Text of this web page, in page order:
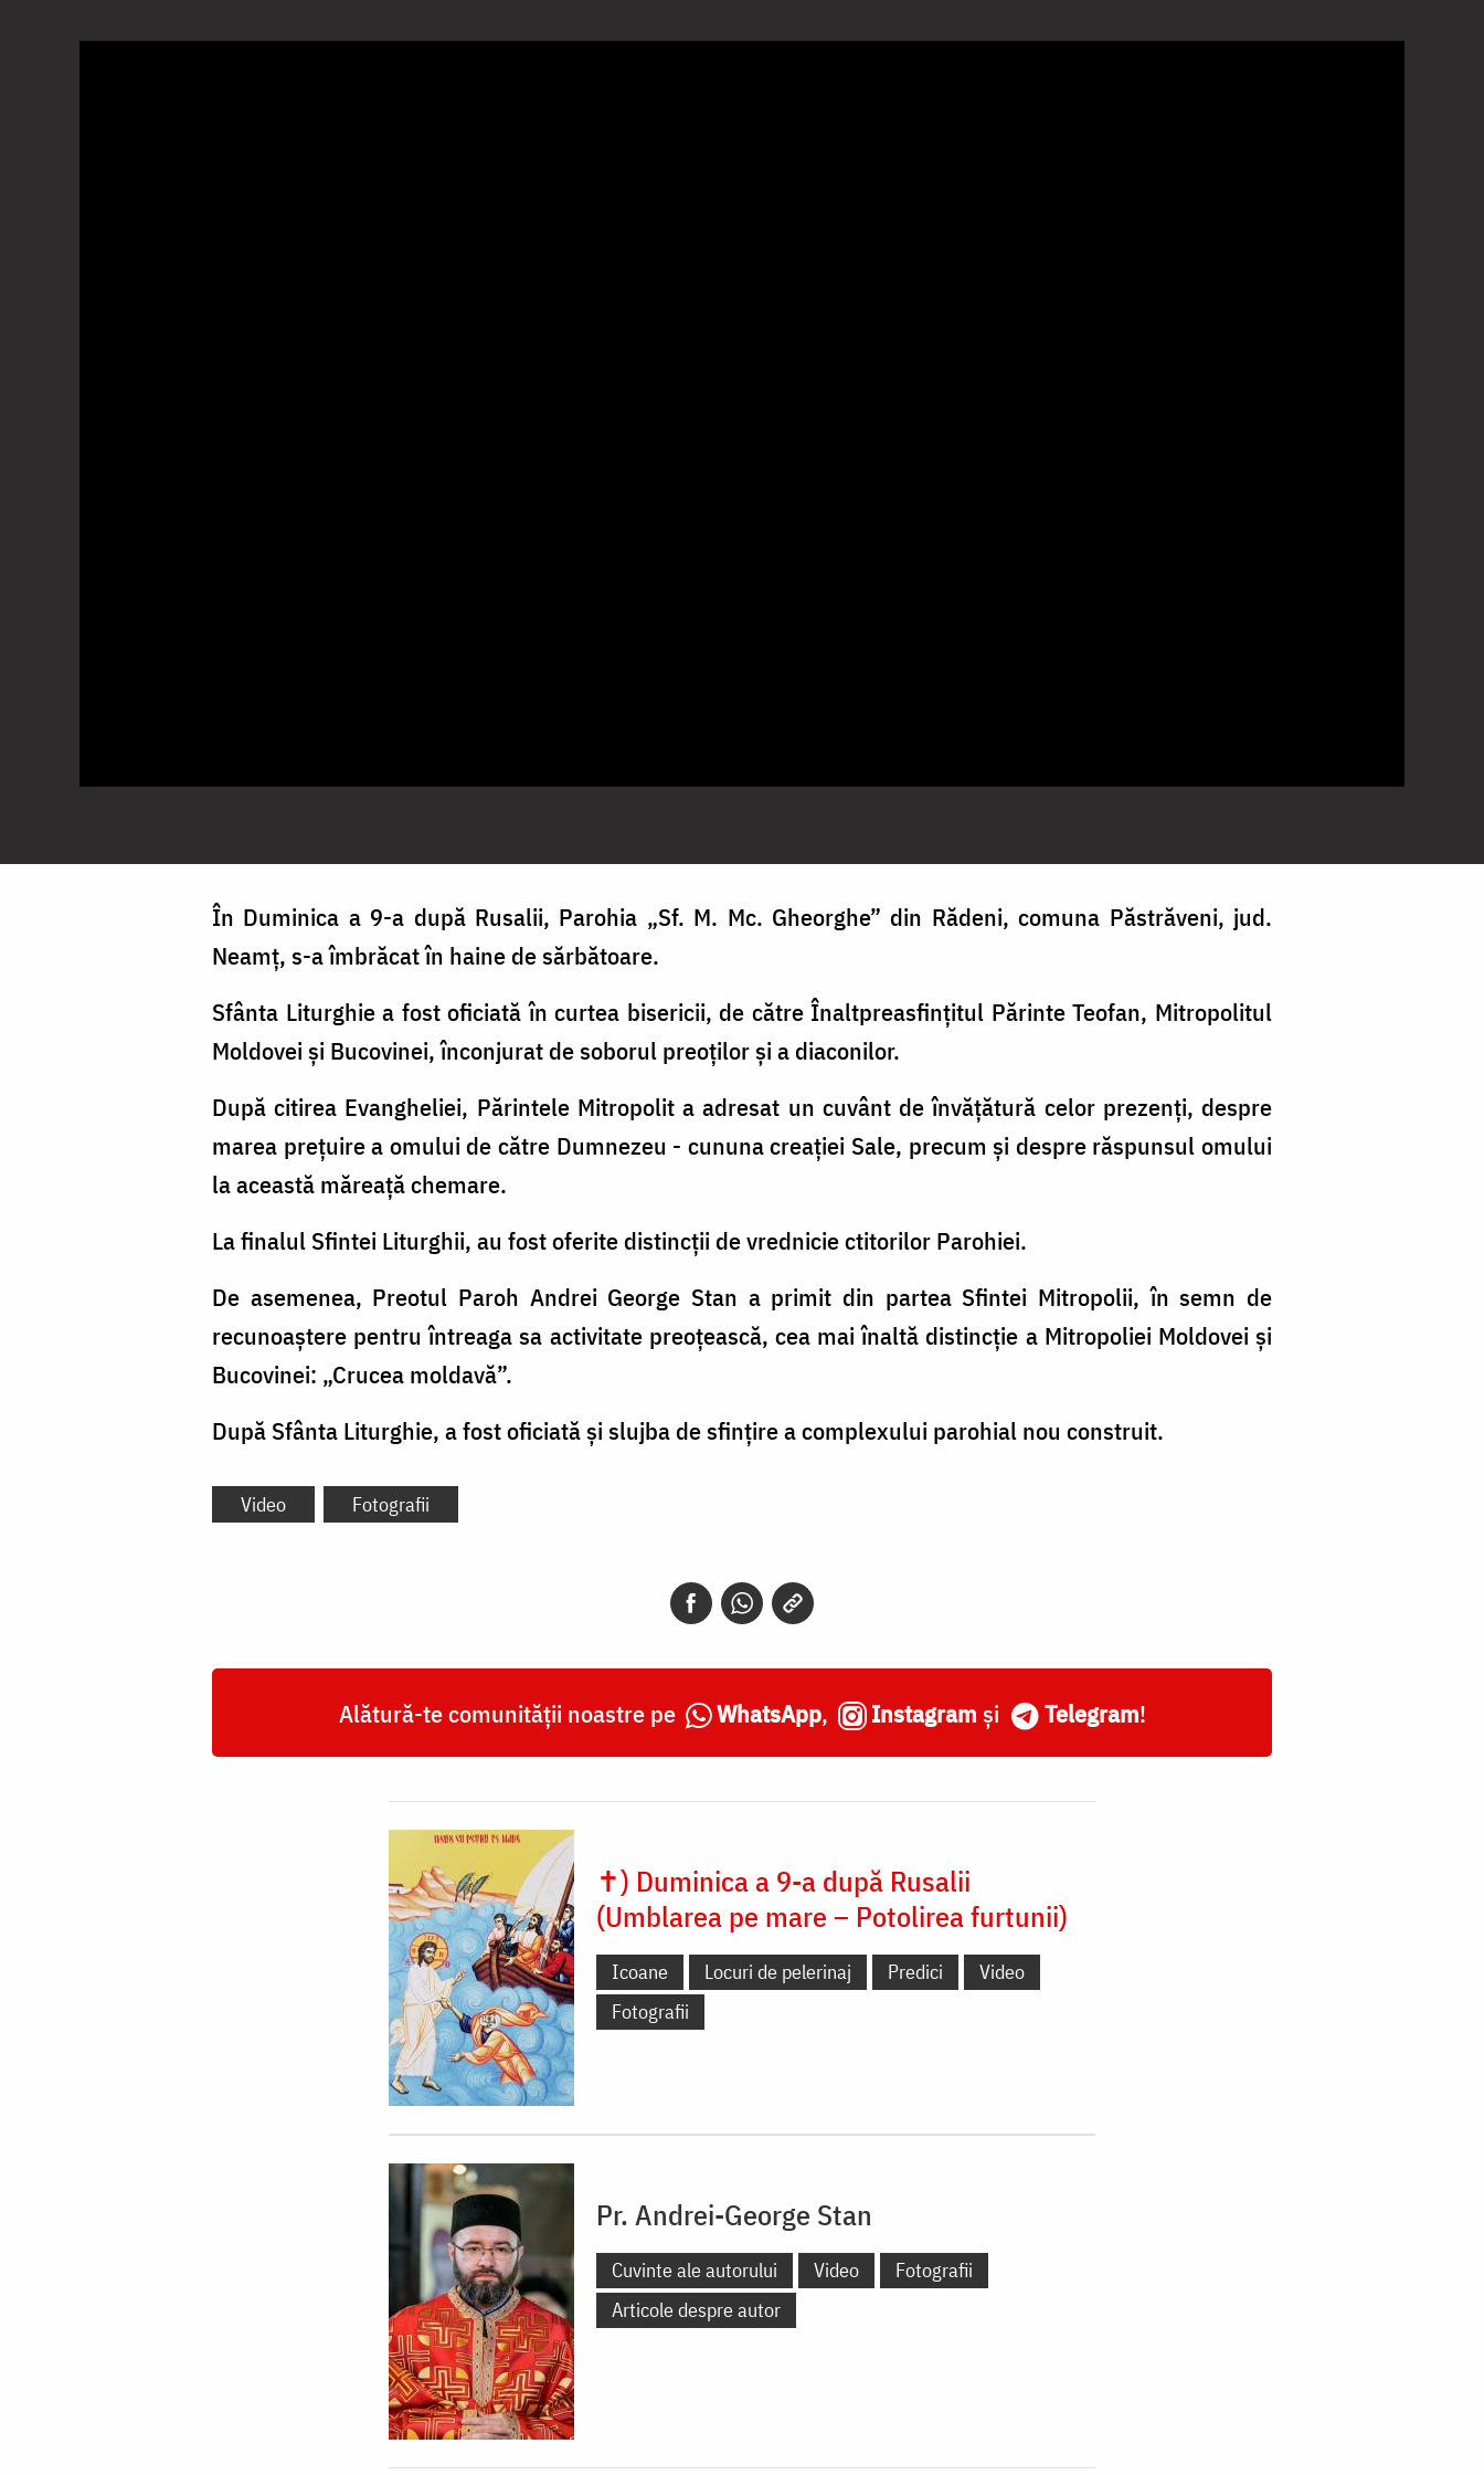
În Duminica a 9-a după Rusalii, Parohia „Sf. M. Mc. Gheorghe” din Rădeni, comuna Păstrăveni, jud.
Neamț, s-a îmbrăcat în haine de sărbătoare.
Sfânta Liturghie a fost oficiată în curtea bisericii, de către Înaltpreasfințitul Părinte Teofan, Mitropolitul
Moldovei și Bucovinei, înconjurat de soborul preoților și a diaconilor.
După citirea Evangheliei, Părintele Mitropolit a adresat un cuvânt de învățătură celor prezenți, despre
marea prețuire a omului de către Dumnezeu - cununa creației Sale, precum și despre răspunsul omului
la această măreață chemare.
La finalul Sfintei Liturghii, au fost oferite distincții de vrednicie ctitorilor Parohiei.
De asemenea, Preotul Paroh Andrei George Stan a primit din partea Sfintei Mitropolii, în semn de
recunoaștere pentru întreaga sa activitate preoțească, cea mai înaltă distincție a Mitropoliei Moldovei și
Bucovinei: „Crucea moldavă”.
După Sfânta Liturghie, a fost oficiată și slujba de sfințire a complexului parohial nou construit.
Video Fotografii
Alătură-te comunității noastre pe WhatsApp, Instagram și Telegram!
✝) Duminica a 9-a după Rusalii
(Umblarea pe mare – Potolirea furtunii)
Icoane Locuri de pelerinaj Predici
Video
Fotografii
Pr. Andrei-George Stan
Cuvinte ale autorului Video
Fotografii
Articole despre autor